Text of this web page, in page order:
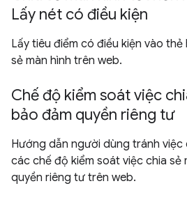
Lấy nét có điều kiện
Lấy tiêu điểm có điều kiện vào
sẻ màn hình trên web.
Chế độ kiểm soát việc
bảo đảm quyền riêng tư
Hướng dẫn người dùng tránh việc
các chế độ kiểm soát việc chia sẻ
quyền riêng tư trên web.